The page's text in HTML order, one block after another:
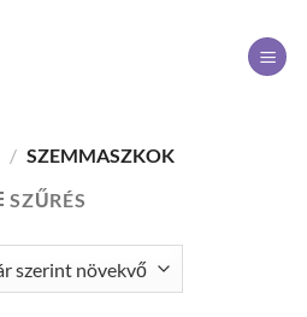
/ SZEMMASZKOK
SZŰRÉS